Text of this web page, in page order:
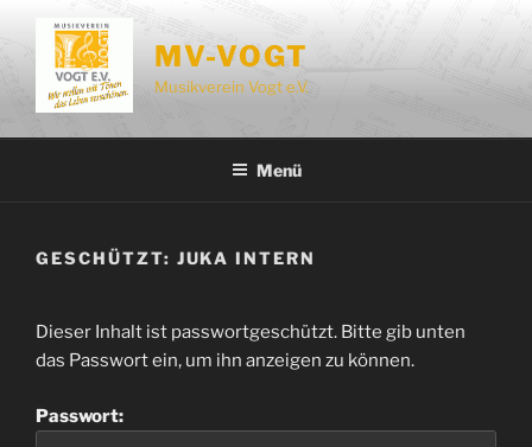
springen
MV-VOGT
Musikverein Vogt e.V.
Menü
GESCHÜTZT: JUKA INTERN
Dieser Inhalt ist passwortgeschützt. Bitte gib unten
das Passwort ein, um ihn anzeigen zu können.
Passwort: